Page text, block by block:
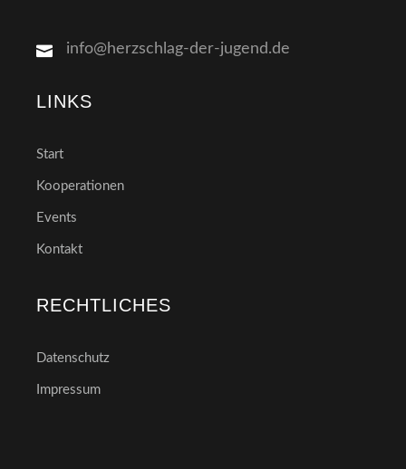
info@herzschlag-der-jugend.de
LINKS
Start
Kooperationen
Events
Kontakt
RECHTLICHES
Datenschutz
Impressum